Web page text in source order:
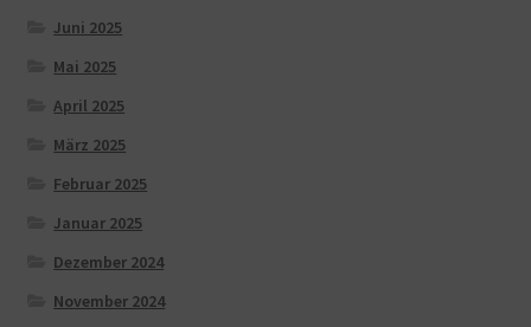
Juni 2025
Mai 2025
April 2025
März 2025
Februar 2025
Januar 2025
Dezember 2024
November 2024